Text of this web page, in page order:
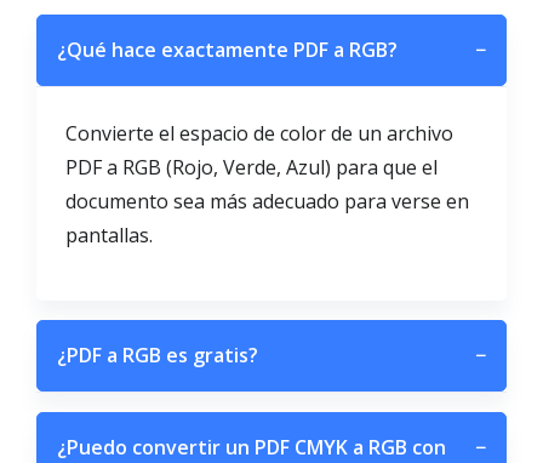
¿Qué hace exactamente PDF a RGB? −
Convierte el espacio de color de un archivo
PDF a RGB (Rojo, Verde, Azul) para que el
documento sea más adecuado para verse en
pantallas.
¿PDF a RGB es gratis? −
¿Puedo convertir un PDF CMYK a RGB con
−